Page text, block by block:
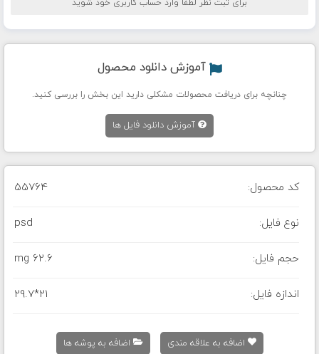
برای ثبت نظر لطفا وارد حساب کاربری خود شوید
آموزش دانلود محصول
چنانچه برای دریافت محصولات مشکلی دارید این بخش را بررسی کنید.
آموزش دانلود فایل ها
کد محصول: 55764
نوع فایل: psd
حجم فایل: 62.6 mg
اندازه فایل: 29.7*21
اضافه به علاقه مندی اضافه به پوشه ها